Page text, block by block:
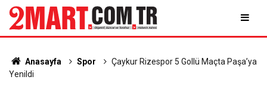
Anasayfa Spor
Çaykur Rizespor 5 Gollü Maçta Paşa’ya
Yenildi